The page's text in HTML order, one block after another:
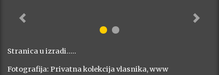
Previous Next
Stranica u izradi…..
Fotografija: Privatna kolekcija vlasnika, www